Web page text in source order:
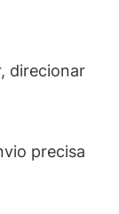
direcionar
precisa